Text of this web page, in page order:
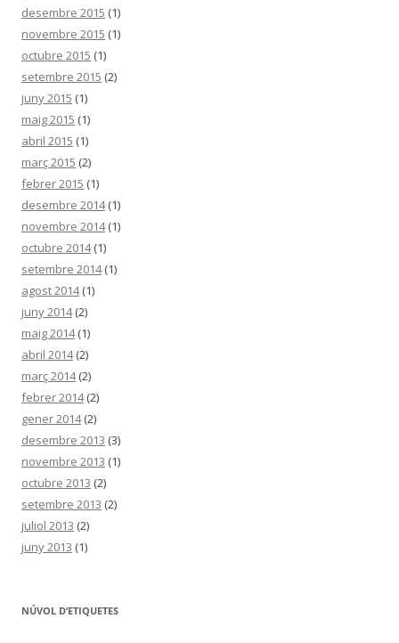
desembre 2015 (1)
novembre 2015 (1)
octubre 2015 (1)
setembre 2015 (2)
juny 2015 (1)
maig 2015 (1)
abril 2015 (1)
març 2015 (2)
febrer 2015 (1)
desembre 2014(1)
novembre 2014(1)
octubre 2014(1)
setembre 2014(1)
agost 2014(1)
juny 2014(2)
maig 2014(1)
abril 2014(2)
març 2014(2)
febrer 2014(2)
gener 2014(2)
desembre 2013 (3)
novembre 2013 (1)
octubre 2013 (2)
setembre 2013 (2)
juliol 2013 (2)
juny 2013 (1)
NÚVOL D’ETIQUETES